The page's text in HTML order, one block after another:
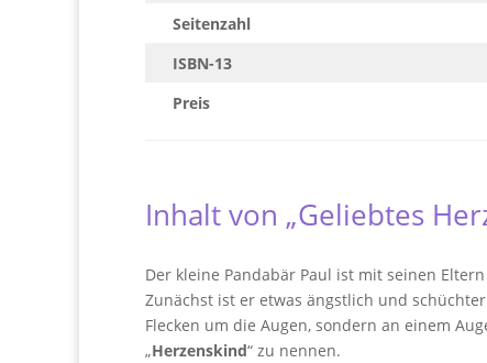
Seitenzahl
ISBN-13
Preis
Inhalt von „Geliebtes
Der kleine Pandabär Paul ist mit seinen
Zunächst ist er etwas ängstlich und
Flecken um die Augen, sondern an einem
„Herzenskind“ zu nennen.